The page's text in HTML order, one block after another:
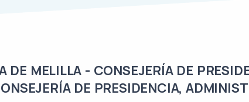
DE MELILLA - CONSEJERÍA DE
DE PRESIDENCIA,